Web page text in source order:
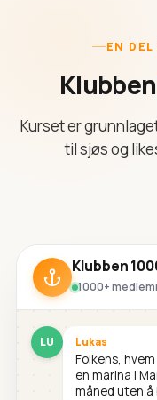
EN
Klubben
Kurset er
til sjøs og
Klubben
1000+
LU Lukas
Folkens,
en marina i
måned uten å